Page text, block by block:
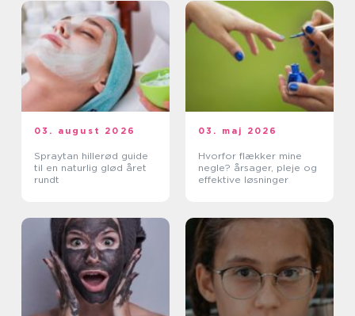
03. august 2026
Spraytan hillerød guide
til en naturlig glød året
rundt
03. maj 2026
Hvorfor flækker mine
negle? årsager, pleje og
effektive løsninger